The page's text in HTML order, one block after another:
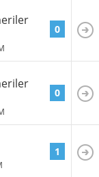
0
0
1